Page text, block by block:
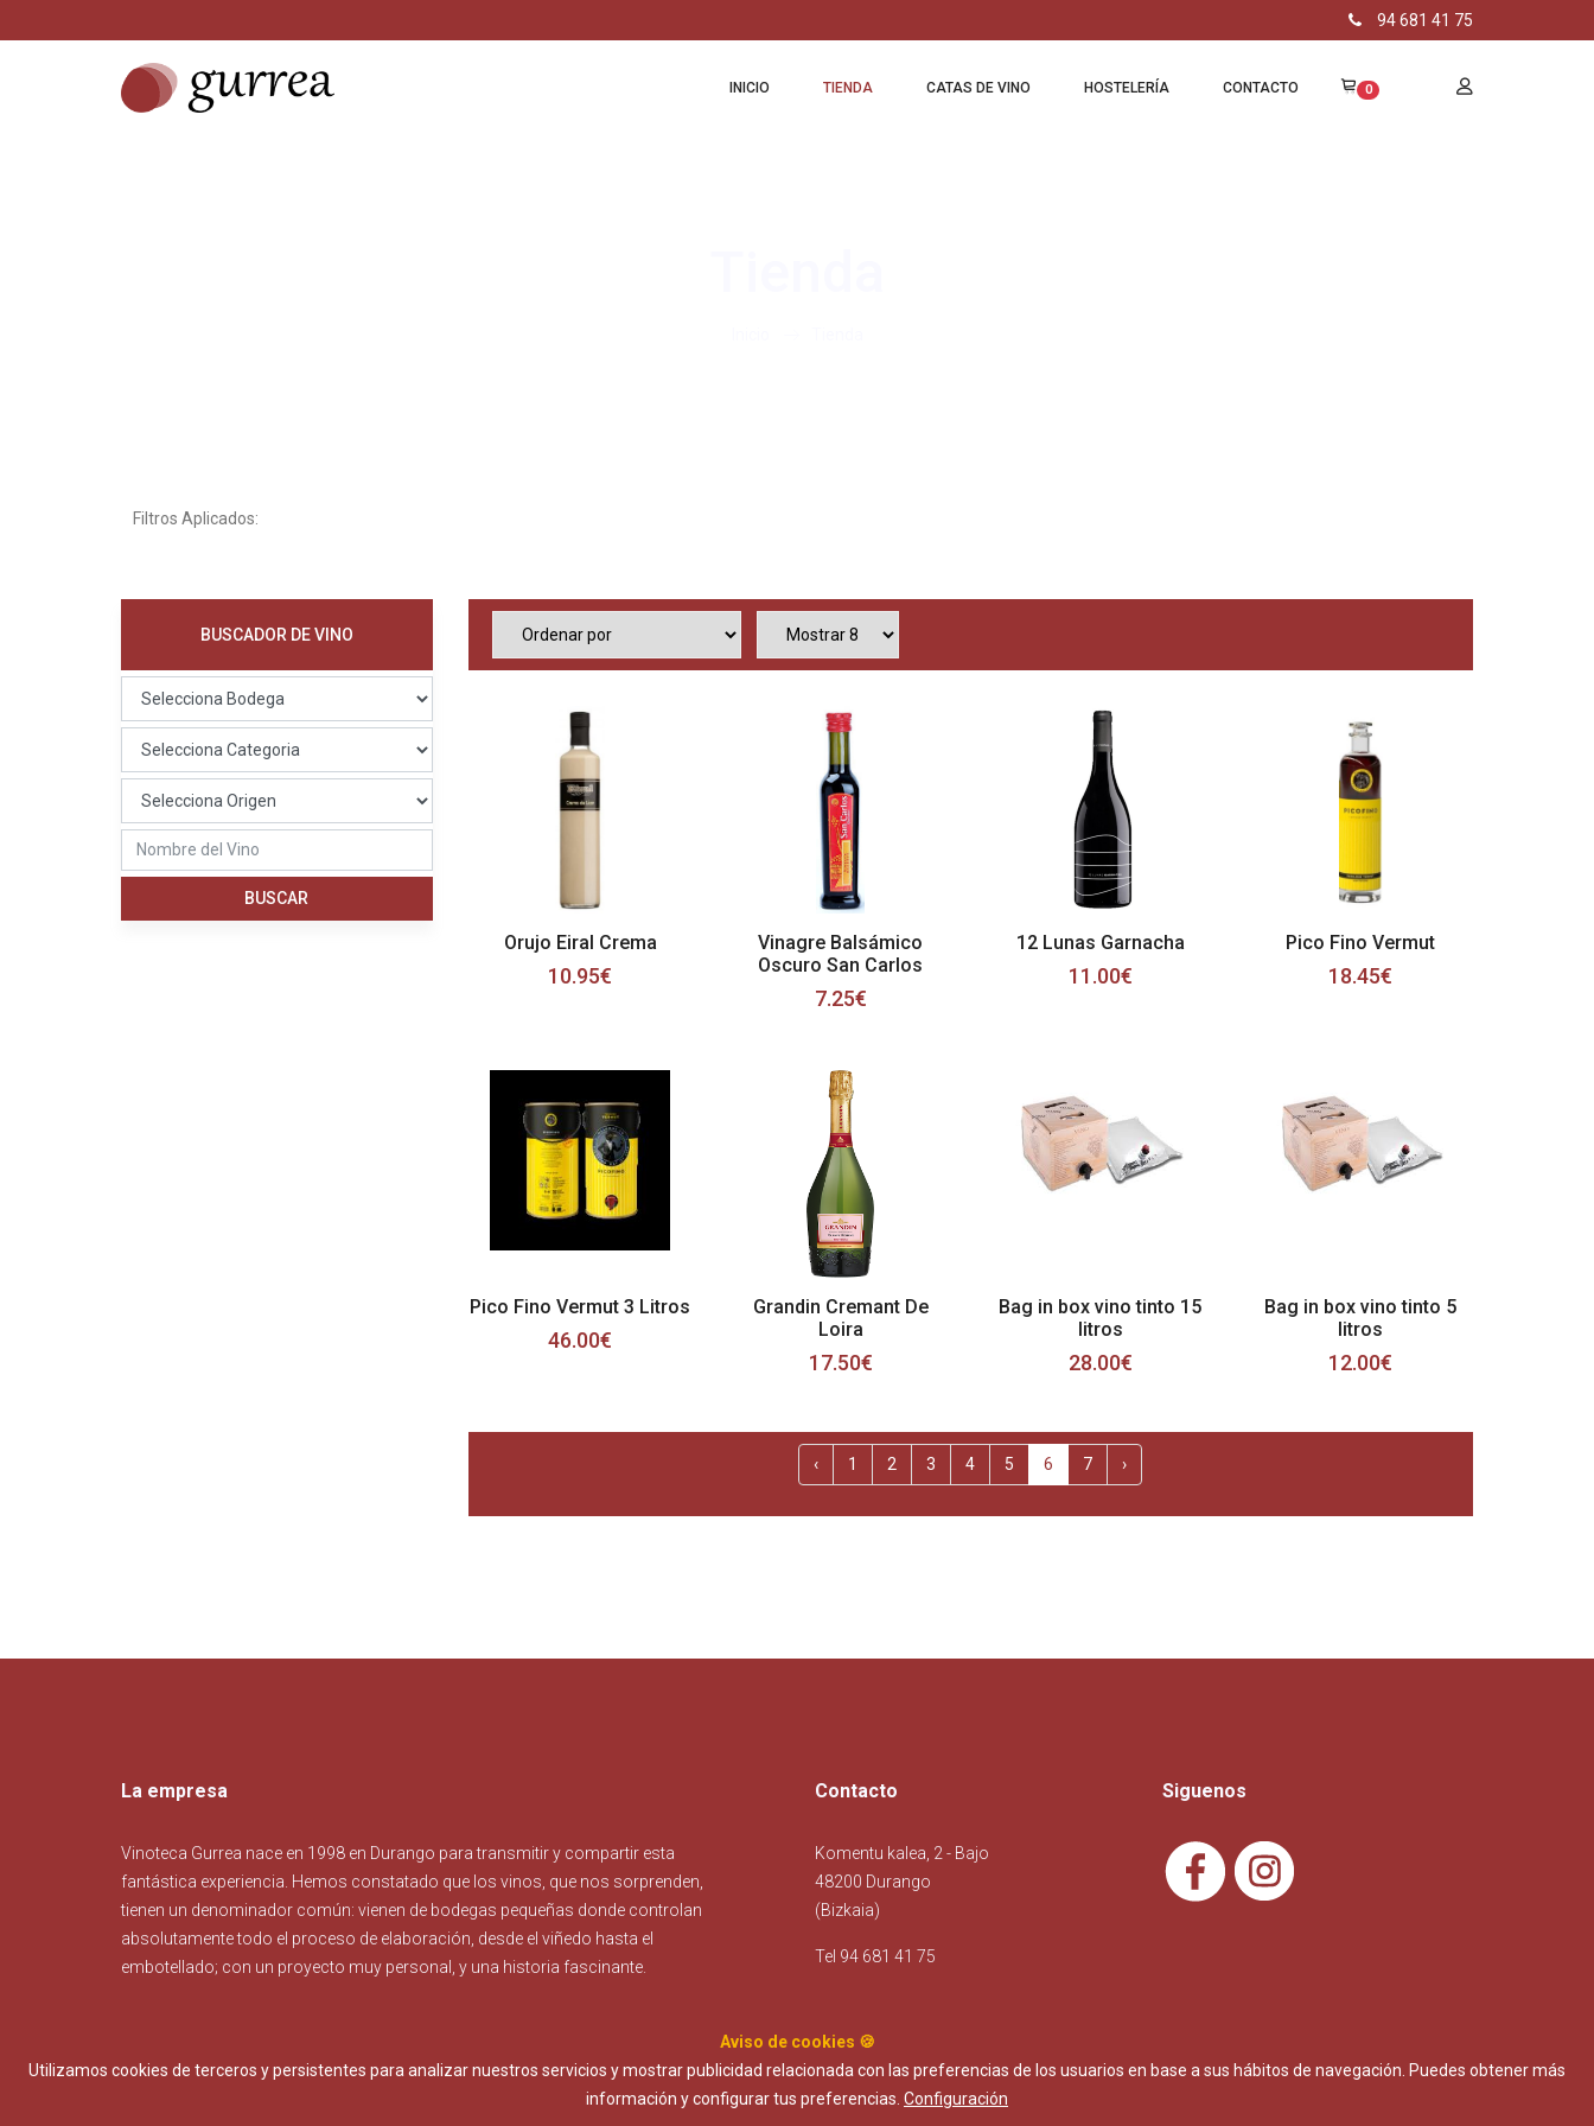
94 681 41 75
INICIO TIENDA CATAS DE VINO HOSTELERÍA CONTACTO 0
Filtros Aplicados:
BUSCADOR DE VINO
Orujo Eiral Crema
10.95€
Vinagre Balsámico
Oscuro San Carlos
7.25€
12 Lunas Garnacha
11.00€
Pico Fino Vermut
18.45€
Pico Fino Vermut 3 Litros
46.00€
Grandin Cremant De
Loira
17.50€
Bag in box vino tinto 15
litros
28.00€
Bag in box vino tinto 5
litros
12.00€
‹ 1 2 3 4 5 6 7 ›
La empresa
Vinoteca Gurrea nace en 1998 en Durango para transmitir y compartir esta
fantástica experiencia. Hemos constatado que los vinos, que nos sorprenden,
tienen un denominador común: vienen de bodegas pequeñas donde controlan
absolutamente todo el proceso de elaboración, desde el viñedo hasta el
embotellado; con un proyecto muy personal, y una historia fascinante.
Contacto
Komentu kalea, 2 - Bajo
48200 Durango
(Bizkaia)
Tel 94 681 41 75
Siguenos
Politica de privacidad
Aviso de cookies 🍪
Utilizamos cookies de terceros y persistentes para analizar nuestros servicios y mostrar publicidad relacionada con las preferencias de los usuarios en base a sus hábitos de navegación. Puedes obtener más
información y configurar tus preferencias. Configuración